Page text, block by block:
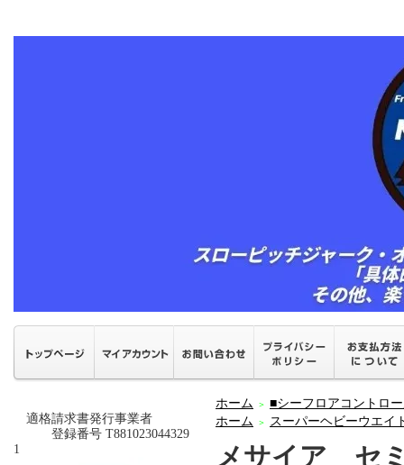
適格請求書発行事業者
登録番号 T881023044329
1
ホーム ＞ ■シーフロアコントロ
ホーム
＞ スーパーヘビーウエイ
メサイア セ